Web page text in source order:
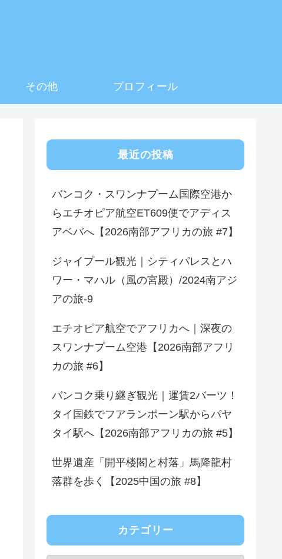
その他 プロフィール
最近の投稿
バンコク・スワンナプーム国際空港か
らエチオピア航空ET609便でアディス
アベバへ【2026南部アフリカの旅 #7】
ジャイプール観光｜シティパレスとハ
ワー・マハル（風の宮殿）/2024南アジ
アの旅-9
エチオピア航空でアフリカへ｜深夜の
スワンナプーム空港【2026南部アフリ
カの旅 #6】
バンコク乗り継ぎ観光｜運賃2バーツ！
タイ国鉄でフアランポーン駅からパヤ
タイ駅へ【2026南部アフリカの旅 #5】
世界遺産「開平楼閣と村落」馬降龍村
落群を歩く【2025中国の旅 #8】
カテゴリー